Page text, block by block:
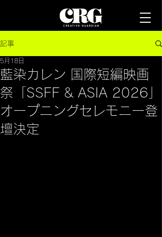
記事
藍染カレン 国際短編映画
祭「SSFF & ASIA 2026」
オープニングセレモニー登
壇決定
5月18日